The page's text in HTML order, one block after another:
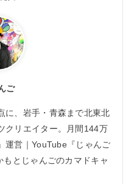
ご
に、岩手・青森まで北東北
クリエイター。月間144万
運営｜YouTube『じゃんご
とじゃんごのカマドキャ